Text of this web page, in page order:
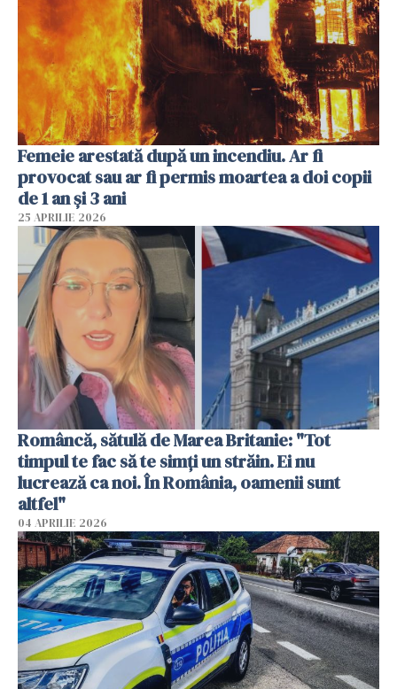
Femeie arestată după un incendiu. Ar fi
provocat sau ar fi permis moartea a doi copii
de 1 an și 3 ani
25 APRILIE 2026
Româncă, sătulă de Marea Britanie: "Tot
timpul te fac să te simți un străin. Ei nu
lucrează ca noi. În România, oamenii sunt
altfel"
04 APRILIE 2026